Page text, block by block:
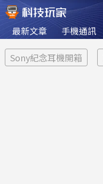
最新文章 手機通訊
Sony紀念耳機開箱